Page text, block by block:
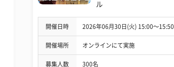
ル
開催日時 2026年06月30日(火) 15:00〜15:50
開催場所 オンラインにて実施
募集人数 300名